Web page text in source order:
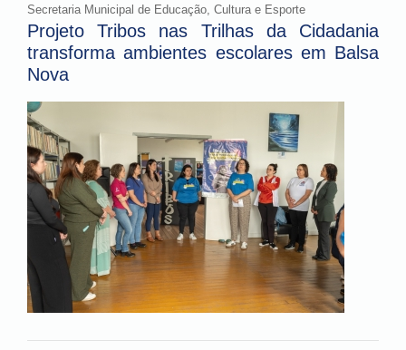
Secretaria Municipal de Educação, Cultura e Esporte
Projeto Tribos nas Trilhas da Cidadania
transforma ambientes escolares em Balsa
Nova